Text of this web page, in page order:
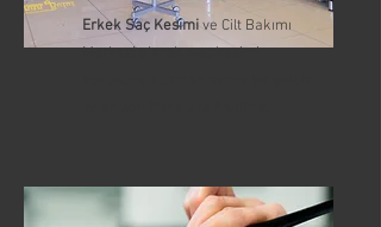
Erkek Saç Kesimive Cilt Bakımı
Merkezi olarak, saç kesimi